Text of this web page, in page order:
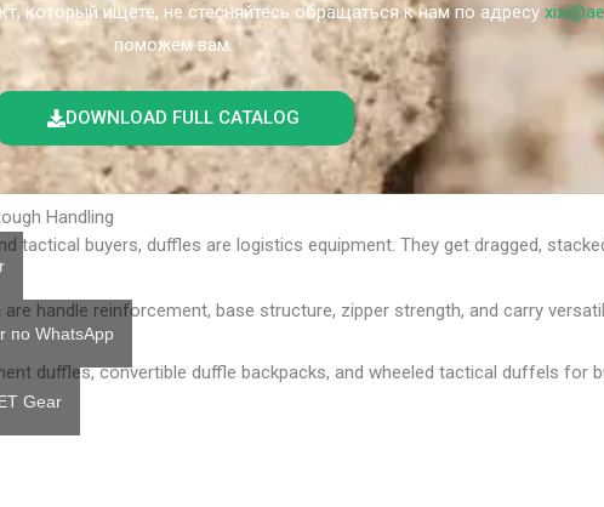
который ищете, не стесняйтесь обращаться к нам по адресу
поможем вам.
DOWNLOAD FULL CATALOG
Handling
tactical buyers, duffles are logistics equipment. They get dragged,
handle reinforcement, base structure, zipper strength, and carry
duffles, convertible duffle backpacks, and wheeled tactical duffels for
по WhatsApp
Gear